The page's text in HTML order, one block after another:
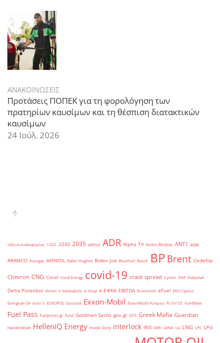
ΑΝΑΚΟΙΝΩΣΕΙΣ
Προτάσεις ΠΟΠΕΚ για τη φορολόγηση των
πρατηρίων καυσίμων και τη θέσπιση διατακτικών
καυσίμων
24 Ιούλ. 2026
'άδεια κυκλοφορίας 1202 2030 2035 adblue ADR Alpha TV Andre Bledjian ANT1 app
ARAMCO Autogas AVINOIL Baker Hughes Biden Joe BlueFuel Bosch BPBrent Cedefop
Chevron CNG Coral Coral Energy covid-19 crack spread Cyclon DAF Dailymail
Delta Poseidon diesel e-katanalotis e-shop e-ΕΦΚΑ EBITDA Economist eFuel EKO Cyprus
Energean Oil euro 5 EUROPOL Eurostat Exxon-Mobil ExxonMobil Κύπρου fit for 55 FuelMate
Fuel Pass fuelprices.gr fund Goldman Sachs gov.gr GPS Greek Mafia Guardian
Handelsblatt HelleniQ Energy Inside Story interlock IRIS kWh LANA LG LNG LPC LPG